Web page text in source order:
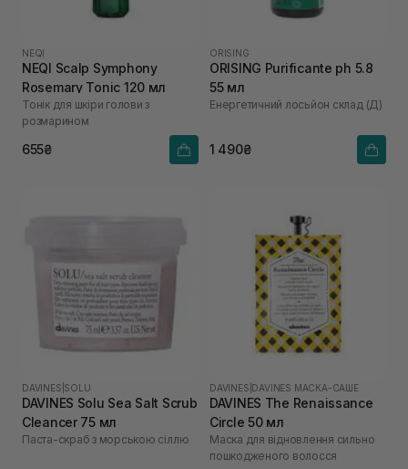
NEQI
NEQI Scalp Symphony
Rosemary Tonic 120 мл
Тонік для шкіри голови з
розмарином
655₴
ORISING
ORISING Purificante ph 5.8
55 мл
Енергетичний лосьйон склад (Д)
1 490₴
DAVINES SOLU
DAVINES Solu Sea Salt Scrub
Cleancer 75 мл
Паста-скраб з морською сіллю
DAVINES DAVINES МАСКА-САШЕ
DAVINES The Renaissance
Circle 50 мл
Маска для відновлення сильно
пошкодженого волосся